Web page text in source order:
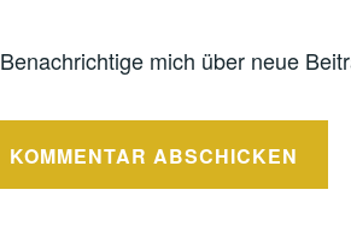
Benachrichtige mich über neue